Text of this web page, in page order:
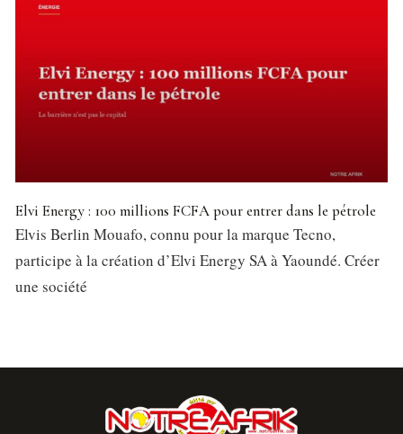
Elvi Energy : 100 millions FCFA pour entrer dans le pétrole
Elvis Berlin Mouafo, connu pour la marque Tecno,
participe à la création d’Elvi Energy SA à Yaoundé. Créer
une société